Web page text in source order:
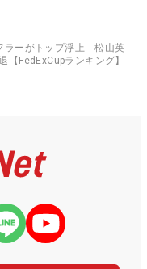
ラーがトップ浮上 松山英
【FedExCupランキング】